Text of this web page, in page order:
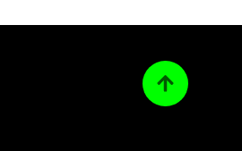
Ta­kai­sin ylös